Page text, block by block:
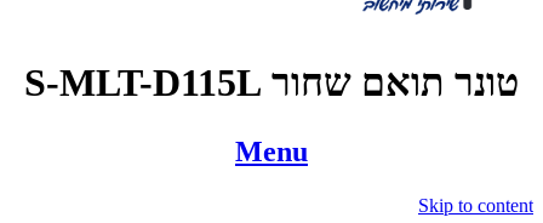
טונר תואם שחור S-MLT-D115L
Menu
Skip to content